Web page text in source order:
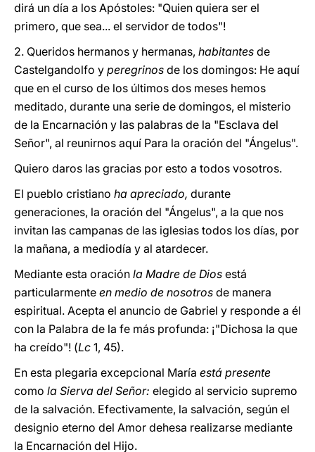
dirá un día a los Apóstoles: "Quien quiera ser el
primero, que sea... el servidor de todos"!
2. Queridos hermanos y hermanas, habitantes de
Castelgandolfo y peregrinos de los domingos: He aquí
que en el curso de los últimos dos meses hemos
meditado, durante una serie de domingos, el misterio
de la Encarnación y las palabras de la "Esclava del
Señor", al reunirnos aquí Para la oración del "Ángelus".
Quiero daros las gracias por esto a todos vosotros.
El pueblo cristiano ha apreciado, durante
generaciones, la oración del "Ángelus", a la que nos
invitan las campanas de las iglesias todos los días, por
la mañana, a mediodía y al atardecer.
Mediante esta oración la Madre de Dios está
particularmente en medio de nosotros de manera
espiritual. Acepta el anuncio de Gabriel y responde a él
con la Palabra de la fe más profunda: ¡"Dichosa la que
ha creído"! (Lc 1, 45).
En esta plegaria excepcional María está presente
como la Sierva del Señor: elegido al servicio supremo
de la salvación. Efectivamente, la salvación, según el
designio eterno del Amor dehesa realizarse mediante
la Encarnación del Hijo.